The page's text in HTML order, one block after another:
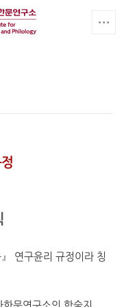
연구윤리 규정이라 칭